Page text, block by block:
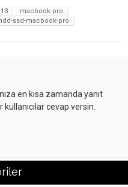
macbook-pro
ssd-macbook-pro
en kısa zamanda yanıt
cevap versin.